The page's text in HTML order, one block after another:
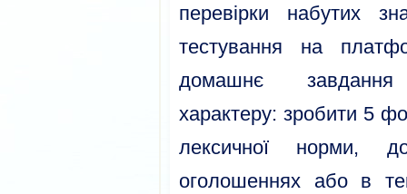
перевірки набутих
тестування на
домашнє завдання
характеру: зробити 5
лексичної норми,
оголошеннях або в